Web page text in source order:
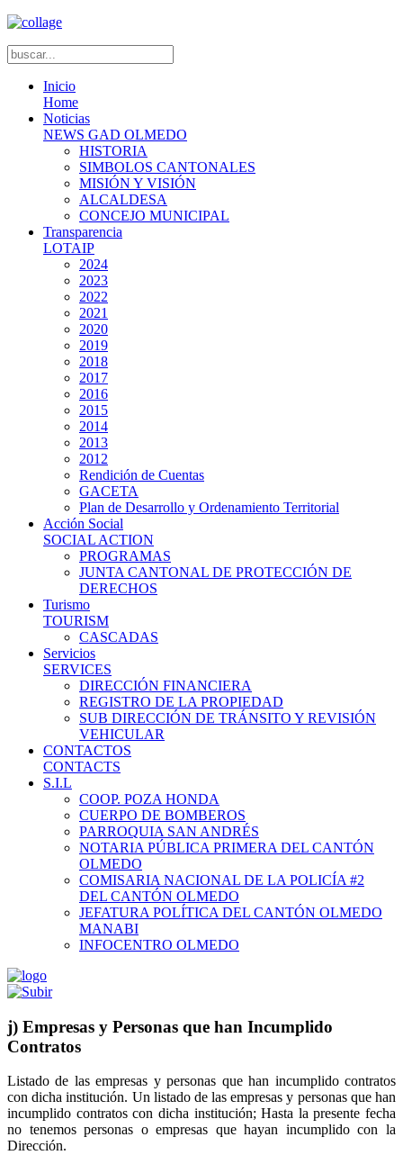
Inicio
Home
Noticias
NEWS GAD OLMEDO
HISTORIA
SIMBOLOS CANTONALES
MISIÓN Y VISIÓN
ALCALDESA
CONCEJO MUNICIPAL
Transparencia
LOTAIP
2024
2023
2022
2021
2020
2019
2018
2017
2016
2015
2014
2013
2012
Rendición de Cuentas
GACETA
Plan de Desarrollo y Ordenamiento Territorial
Acción Social
SOCIAL ACTION
PROGRAMAS
JUNTA CANTONAL DE PROTECCIÓN DE
DERECHOS
Turismo
TOURISM
CASCADAS
Servicios
SERVICES
DIRECCIÓN FINANCIERA
REGISTRO DE LA PROPIEDAD
SUB DIRECCIÓN DE TRÁNSITO Y REVISIÓN
VEHICULAR
CONTACTOS
CONTACTS
S.I.L
COOP. POZA HONDA
CUERPO DE BOMBEROS
PARROQUIA SAN ANDRÉS
NOTARIA PÚBLICA PRIMERA DEL CANTÓN
OLMEDO
COMISARIA NACIONAL DE LA POLICÍA #2
DEL CANTÓN OLMEDO
JEFATURA POLÍTICA DEL CANTÓN OLMEDO
MANABI
INFOCENTRO OLMEDO
j) Empresas y Personas que han Incumplido
Contratos
Listado de las empresas y personas que han incumplido contratos
con dicha institución. Un listado de las empresas y personas que han
incumplido contratos con dicha institución; Hasta la presente fecha
no tenemos personas o empresas que hayan incumplido con la
Dirección.